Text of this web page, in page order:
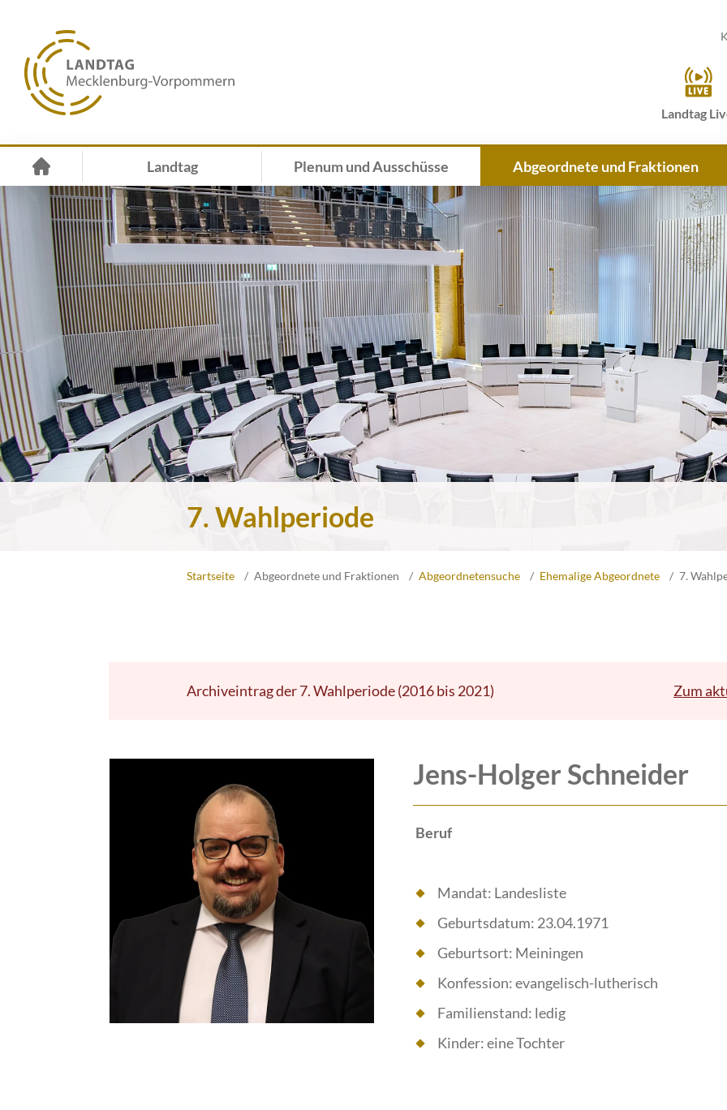
Landtag
Landtag Plenum und Ausschüsse Abgeordnete und Fraktionen
7. Wahlperiode
Startseite Abgeordnete und Fraktionen Abgeordnetensuche Ehemalige Abgeordnete 7.
Archiveintrag der 7. Wahlperiode (2016 bis 2021) Zum
Jens-Holger Schneider
Beruf
Mandat: Landesliste
Geburtsdatum: 23.04.1971
Geburtsort: Meiningen
Konfession: evangelisch-lutherisch
Familienstand: ledig
Kinder: eine Tochter